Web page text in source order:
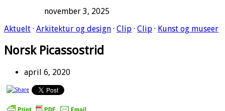
november 3, 2025
Aktuelt · Arkitektur og design · Clip · Clip · Kunst og museer
Norsk Picassostrid
april 6, 2020